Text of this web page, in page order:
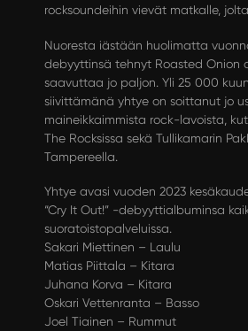
rocksoundeihin vievät matkalle,
Nuoresta iästään huolimatta
debyyttinsä tehnyt Roasted Onion
saavuttaa jo paljon. Yli 25 000
siivittämänä yhtye on soittanut jo
maineikkaimmista rock-lavoista,
The Rocksissa sekä Tullikamarin
Tampereella.
Yhtye avasi vuoden 2023
“Cry It Out!” -debyyttialbuminsa
suoratoistopalveluissa.
Sakari Miettinen – Laulu
Matias Piittala – Kitara
Juhana Korva – Kitara
Oskari Vettenranta – Basso
Joel Tiainen – Rummut